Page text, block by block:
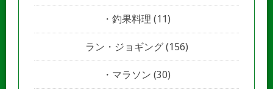
釣果料理 (11)
ラン・ジョギング(156)
マラソン (30)